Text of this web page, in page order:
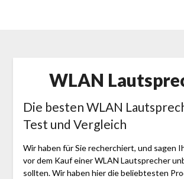
WLAN
Die besten WLAN
Test und Vergleich
Wir haben für Sie recherchiert, und sagen
vor dem Kauf einer WLAN Lautsprecher
sollten. Wir haben hier die beliebtesten